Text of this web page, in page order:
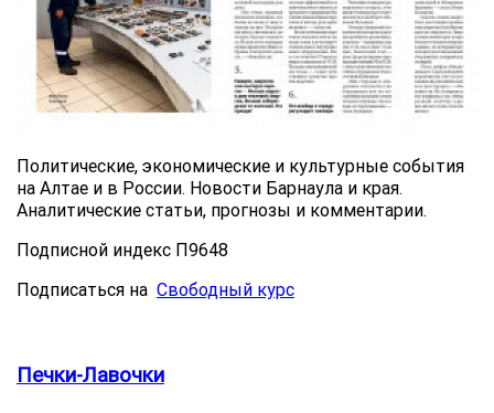
Политические, экономические и культурные события
на Алтае и в России. Новости Барнаула и края.
Аналитические статьи, прогнозы и комментарии.
Подписной индекс П9648
Подписаться на Свободный курс
Печки-Лавочки